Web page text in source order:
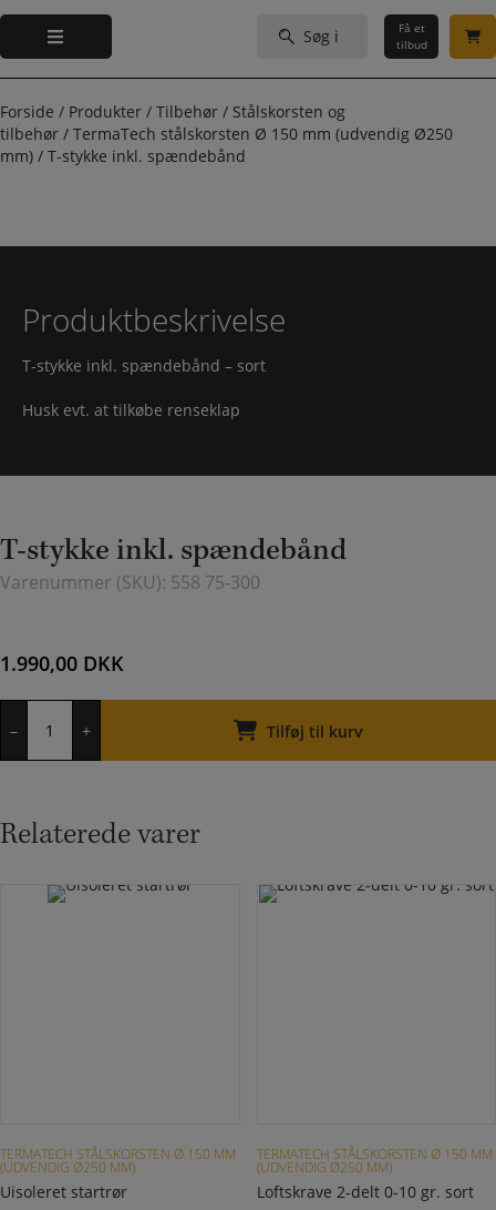
Hop
indholdet
efter:
Få et
tilbud
Forside / Produkter / Tilbehør / Stålskorsten og
tilbehør / TermaTech stålskorsten Ø 150 mm (udvendig Ø250
mm) / T-stykke inkl. spændebånd
Produktbeskrivelse
T-stykke inkl. spændebånd – sort
Husk evt. at tilkøbe renseklap
T-stykke inkl. spændebånd
Varenummer (SKU): 558 75-300
1.990,00 DKK
–
stykke
+ Tilføj til kurv
Relaterede varer
TERMATECH STÅLSKORSTEN Ø 150 MM
(UDVENDIG Ø250 MM)
Uisoleret startrør
TERMATECH STÅLSKORSTEN Ø 150 MM
(UDVENDIG Ø250 MM)
Loftskrave 2-delt 0-10 gr. sort